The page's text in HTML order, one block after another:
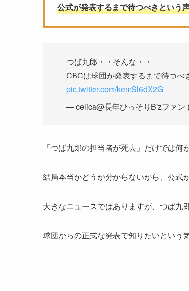
公式が発表するまで待つべきという
つば九郎・・そんな・・
CBCは球団が発表するまで待つべ
pic.twitter.com/kemSl6dX2G
— celica@長年ひっそりB'zファン
「つば九郎の担当者が死去」だけでは何
結局本当かどうか分からないから、公式
大きなニュースではありますが、つば九
球団からの正式な発表で知りたいという